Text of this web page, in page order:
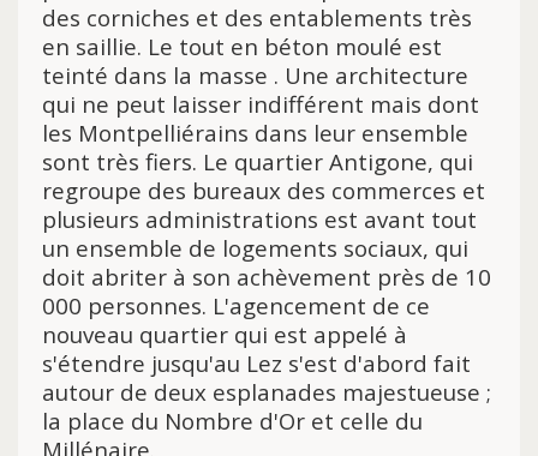
des corniches et des entablements très
en saillie. Le tout en béton moulé est
teinté dans la masse . Une architecture
qui ne peut laisser indifférent mais dont
les Montpelliérains dans leur ensemble
sont très fiers. Le quartier Antigone, qui
regroupe des bureaux des commerces et
plusieurs administrations est avant tout
un ensemble de logements sociaux, qui
doit abriter à son achèvement près de 10
000 personnes. L'agencement de ce
nouveau quartier qui est appelé à
s'étendre jusqu'au Lez s'est d'abord fait
autour de deux esplanades majestueuse ;
la place du Nombre d'Or et celle du
Millénaire.